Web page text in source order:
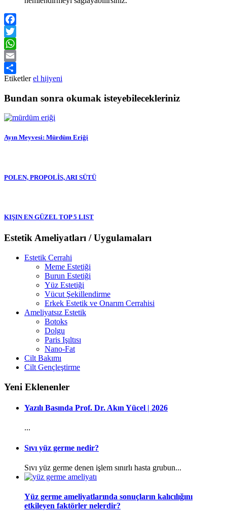
Facebook
Twitter
WhatsApp
Email
Share
Etiketler el hijyeni
Bundan sonra okumak isteyebilecekleriniz
Ayın Meyvesi: Mürdüm Eriği
POLEN, PROPOLİS, ARI SÜTÜ
KIŞIN EN GÜZEL TOP 5 LIST
Estetik Ameliyatları / Uygulamaları
Estetik Cerrahi
Meme Estetiği
Burun Estetiği
Yüz Estetiği
Vücut Şekillendirme
Erkek Estetik ve Onarım Cerrahisi
Ameliyatsız Estetik
Botoks
Dolgu
Paris Işıltısı
Nano-Fat
Cilt Bakımı
Cilt Gençleştirme
Yeni Eklenenler
Yazılı Basında Prof. Dr. Akın Yücel | 2026
...
Sıvı yüz germe nedir?
Sıvı yüz germe denen işlem sınırlı hasta grubun...
Yüz germe ameliyatlarında sonuçların kalıcılığını
etkileyen faktörler nelerdir?